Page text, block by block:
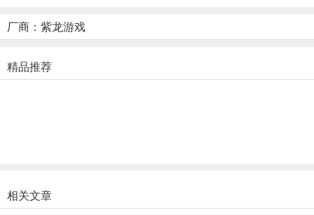
- 2D全动画
- 团战迷宫
- 挑战最强骑士团
厂商：紫龙游戏
精品推荐
相关文章